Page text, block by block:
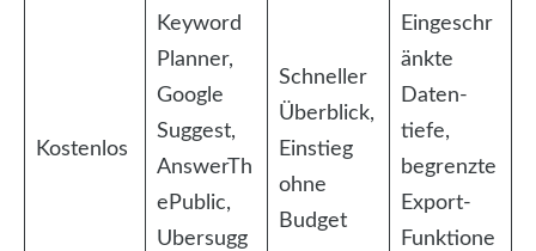
Kostenlos
Keyword
Planner,
Google
Suggest,
AnswerTh
ePublic,
Ubersugg
Schneller
Überblick,
Einstieg
ohne
Budget
Eingeschr
änkte
Daten­
tiefe,
begrenzte
Export-
Funktione